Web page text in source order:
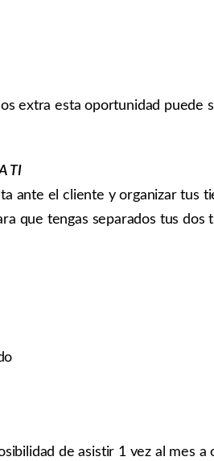
extra esta oportunidad puede
TI
ante el cliente y organizar tus
que tengas separados tus dos
de asistir 1 vez al mes a